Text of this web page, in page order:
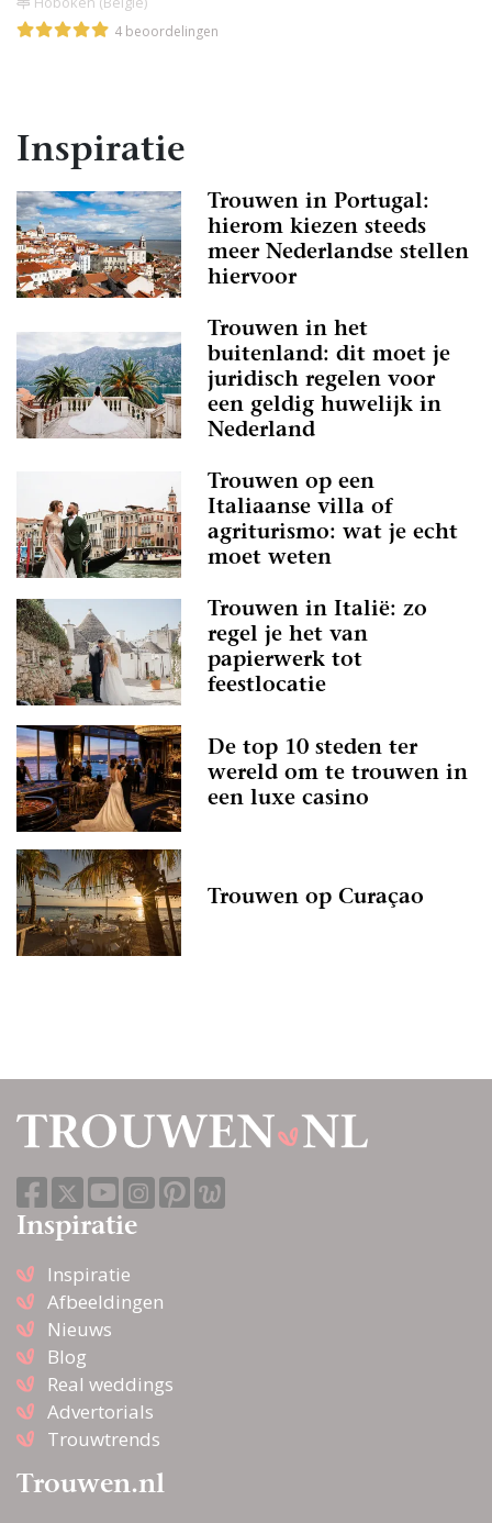
4 beoordelingen
Inspiratie
Trouwen in Portugal:
hierom kiezen steeds
meer Nederlandse stellen
hiervoor
Trouwen in het
buitenland: dit moet je
juridisch regelen voor
een geldig huwelijk in
Nederland
Trouwen op een
Italiaanse villa of
agriturismo: wat je echt
moet weten
Trouwen in Italië: zo
regel je het van
papierwerk tot
feestlocatie
De top 10 steden ter
wereld om te trouwen in
een luxe casino
Trouwen op Curaçao
Inspiratie
Inspiratie
Afbeeldingen
Nieuws
Blog
Real weddings
Advertorials
Trouwtrends
Trouwen.nl